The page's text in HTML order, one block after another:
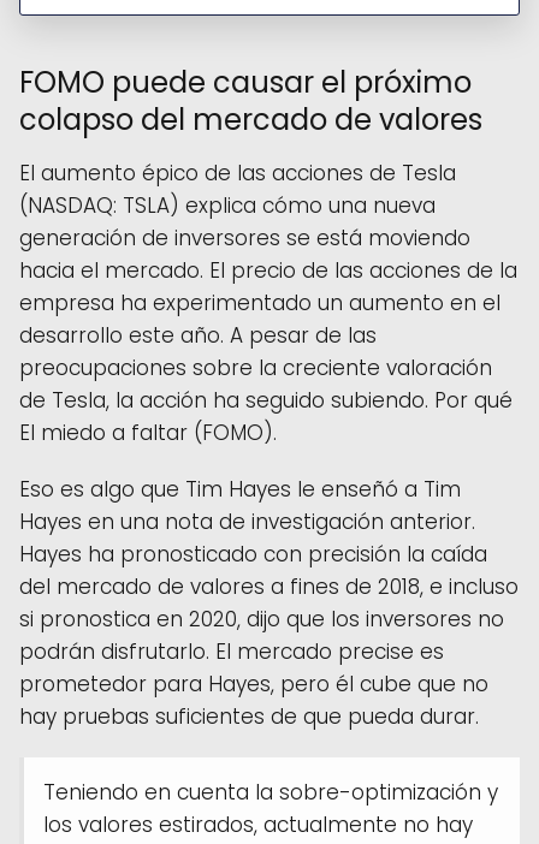
FOMO puede causar el próximo
colapso del mercado de valores
El aumento épico de las acciones de Tesla
(NASDAQ: TSLA) explica cómo una nueva
generación de inversores se está moviendo
hacia el mercado. El precio de las acciones de la
empresa ha experimentado un aumento en el
desarrollo este año. A pesar de las
preocupaciones sobre la creciente valoración
de Tesla, la acción ha seguido subiendo. Por qué
El miedo a faltar (FOMO).
Eso es algo que Tim Hayes le enseñó a Tim
Hayes en una nota de investigación anterior.
Hayes ha pronosticado con precisión la caída
del mercado de valores a fines de 2018, e incluso
si pronostica en 2020, dijo que los inversores no
podrán disfrutarlo. El mercado precise es
prometedor para Hayes, pero él cube que no
hay pruebas suficientes de que pueda durar.
Teniendo en cuenta la sobre-optimización y
los valores estirados, actualmente no hay